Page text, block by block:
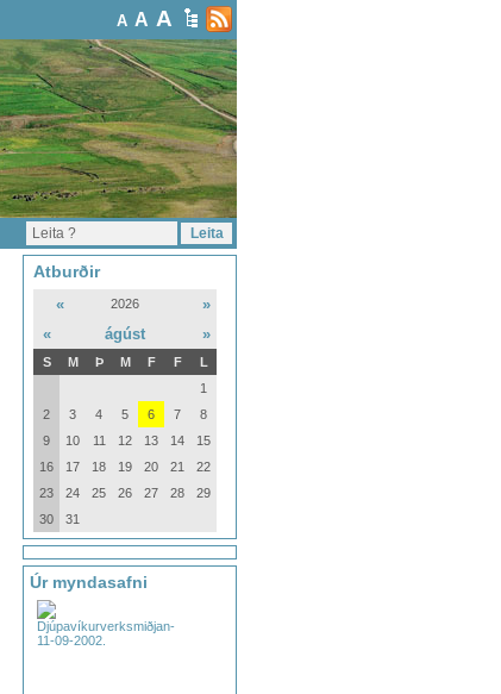
A A A
Atburðir
« 2026
»
«
ágúst »
S M Þ M F F
L
1
2
3 4 5 6 7
8
9
10 11 12 13 14
15
16
17 18 19 20 21
22
23
24 25 26 27 28
29
30
31
Úr myndasafni